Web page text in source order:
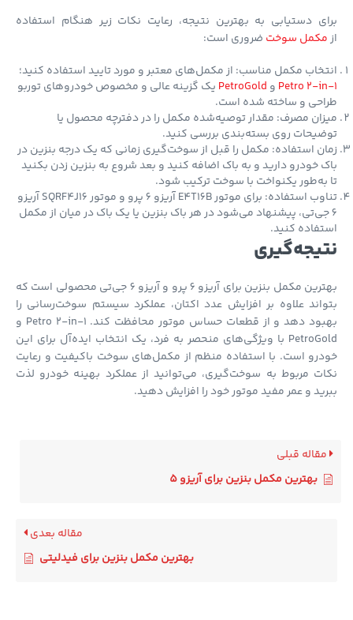
دستیابی به بهترین نتیجه، رعایت نکات زیر هنگام استفاده
سوختضروری است:
مکمل مناسب: از مکمل‌های معتبر و مورد تایید استفاده کنید؛
Petro 2- وPetroGoldیک گزینه عالی و مخصوص خودروهای توربو
و ساخته شده است.
مصرف: مقدار توصیه‌شده مکمل را در دفترچه محصول یا
روی بسته‌بندی بررسی کنید.
استفاده: مکمل را قبل از سوخت‌گیری زمانی که یک درجه بنزین در
خودرو دارید و به باک اضافه کنید و بعد شروع به بنزین زدن بکنید
به‌طور یکنواخت با سوخت ترکیب شود.
تناوب استفاده: برای موتور E4T16B آریزو 6 پرو و موتور SQRF4J16 آریزو
پیشنهاد می‌شود در هر باک بنزین یا یک باک در میان از مکمل
کنید.
بهترین مکمل بنزین برای آریزو 6 پرو و آریزو 6 جی‌تی محصولی است که
علاوه بر افزایش عدد اکتان، عملکرد سیستم سوخت‌رسانی را
بهبود دهد و از قطعات حساس موتور محافظت کند. Petro 2-in-1 و
PetroGold با ویژگی‌های منحصر به فرد، یک انتخاب ایده‌آل برای این
است. با استفاده منظم از مکمل‌های سوخت باکیفیت و رعایت
مربوط به سوخت‌گیری، می‌توانید از عملکرد بهینه خودرو لذت
و عمر مفید موتور خود را افزایش دهید.
قبلی
بهترین مکمل بنزین برای آریزو 5
مقاله بعدی
بهترین مکمل بنزین برای فیدلیتی